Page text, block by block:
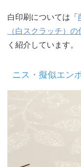
白印刷については「
（白スクラッチ）
く紹介しています。
ニス・擬似エン